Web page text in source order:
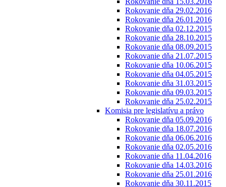
Rokovanie dňa 29.02.2016
Rokovanie dňa 26.01.2016
Rokovanie dňa 02.12.2015
Rokovanie dňa 28.10.2015
Rokovanie dňa 08.09.2015
Rokovanie dňa 21.07.2015
Rokovanie dňa 10.06.2015
Rokovanie dňa 04.05.2015
Rokovanie dňa 31.03.2015
Rokovanie dňa 09.03.2015
Rokovanie dňa 25.02.2015
Komisia pre legislatívu a právo
Rokovanie dňa 05.09.2016
Rokovanie dňa 18.07.2016
Rokovanie dňa 06.06.2016
Rokovanie dňa 02.05.2016
Rokovanie dňa 11.04.2016
Rokovanie dňa 14.03.2016
Rokovanie dňa 25.01.2016
Rokovanie dňa 30.11.2015